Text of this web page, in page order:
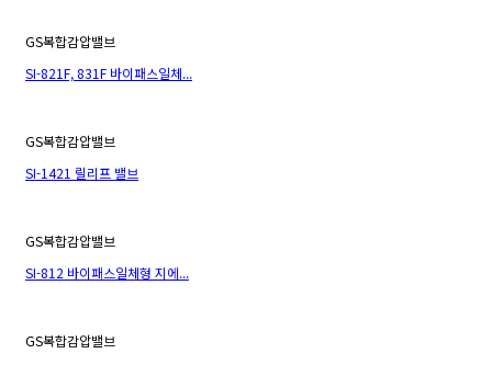
GS복합감압밸브
SI-821F, 831F 바이패스일체...
GS복합감압밸브
SI-1421 릴리프 밸브
GS복합감압밸브
SI-812 바이패스일체형 지에...
GS복합감압밸브